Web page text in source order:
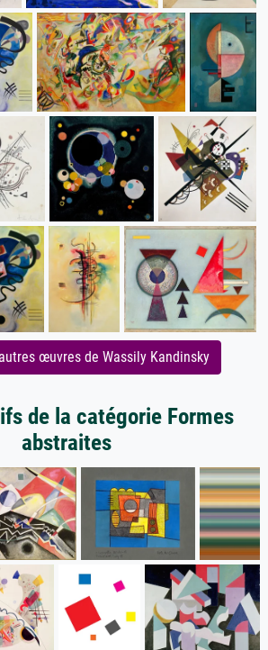
œuvres de Wassily Kandinsky
de la catégorie Formes
abstraites